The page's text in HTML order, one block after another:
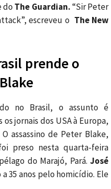
do The Guardian.“Sir Peter
escreveu o The New
prende o
no Brasil, o assunto é
jornais dos USA à Europa,
assassino de Peter Blake,
preso nesta quarta-feira
do Marajó, Pará. José
35 anos pelo homicídio. Ele